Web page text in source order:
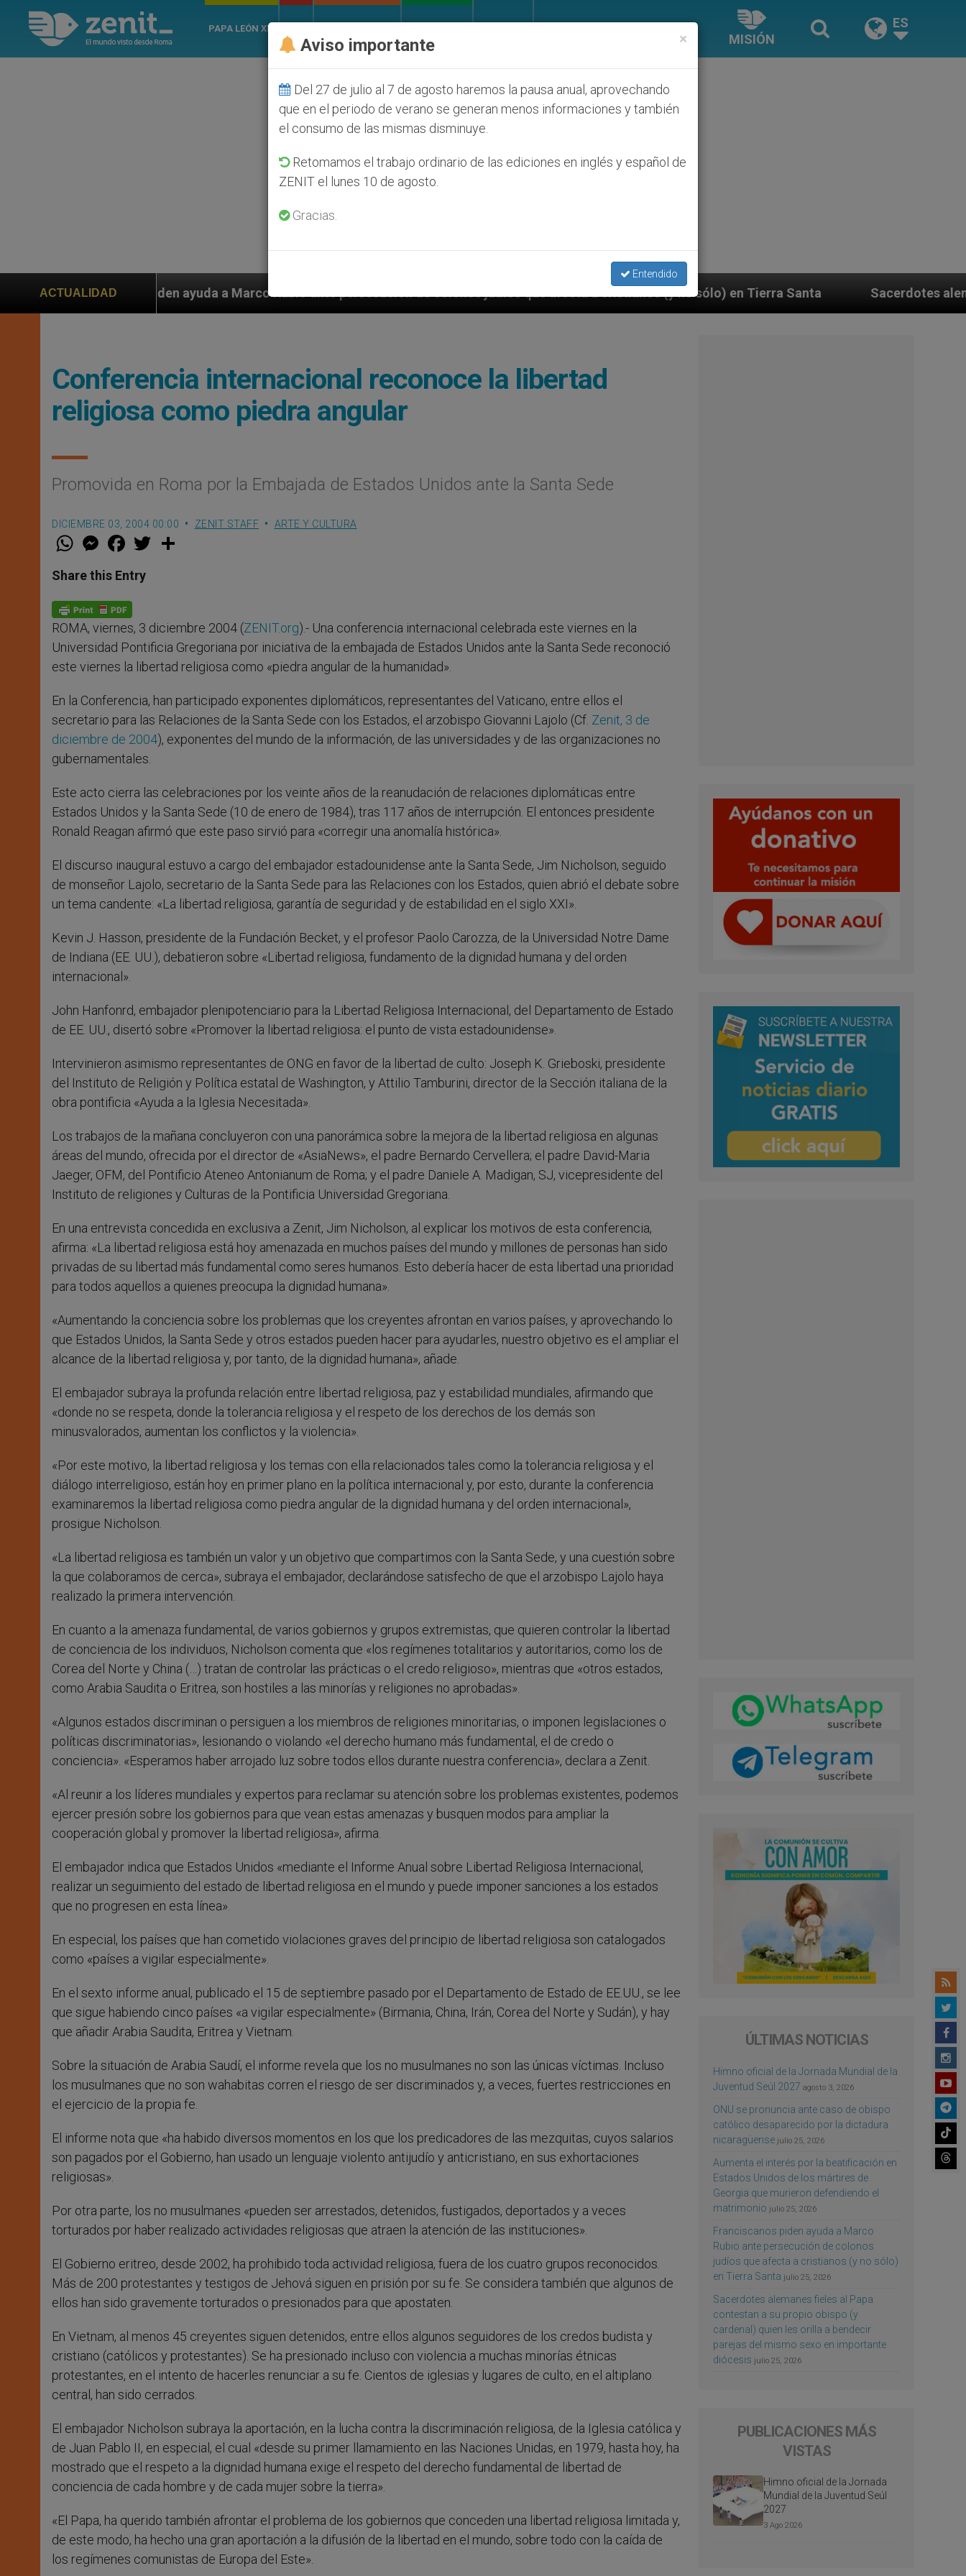
PAPA LEÓN XIV
MISIÓN
ES
ACTUALIDAD
piden ayuda a Marco Rubio ante persecución de colonos judíos que afecta a cristianos (y no sólo) en Tierra Santa Sacerdotes alemanes fieles al Papa
Conferencia internacional reconoce la libertad
religiosa como piedra angular
Promovida en Roma por la Embajada de Estados Unidos ante la Santa Sede
DICIEMBRE 03, 2004 00:00 ZENIT STAFF ARTE Y CULTURA
W
t
s
p
p
M
e
s
e
g
e
r
F
a
e
b
o
k
w
Share this Entry
ROMA, viernes, 3 diciembre 2004 (ZENIT.org).- Una conferencia internacional celebrada este viernes en la
Universidad Pontificia Gregoriana por iniciativa de la embajada de Estados Unidos ante la Santa Sede reconoció
este viernes la libertad religiosa como «piedra angular de la humanidad».
En la Conferencia, han participado exponentes diplomáticos, representantes del Vaticano, entre ellos el
secretario para las Relaciones de la Santa Sede con los Estados, el arzobispo Giovanni Lajolo (Cf. Zenit, 3 de
diciembre de 2004), exponentes del mundo de la información, de las universidades y de las organizaciones no
gubernamentales.
Este acto cierra las celebraciones por los veinte años de la reanudación de relaciones diplomáticas entre
Estados Unidos y la Santa Sede (10 de enero de 1984), tras 117 años de interrupción. El entonces presidente
Ronald Reagan afirmó que este paso sirvió para «corregir una anomalía histórica».
El discurso inaugural estuvo a cargo del embajador estadounidense ante la Santa Sede, Jim Nicholson, seguido
de monseñor Lajolo, secretario de la Santa Sede para las Relaciones con los Estados, quien abrió el debate sobre
un tema candente: «La libertad religiosa, garantía de seguridad y de estabilidad en el siglo XXI».
Kevin J. Hasson, presidente de la Fundación Becket, y el profesor Paolo Carozza, de la Universidad Notre Dame
de Indiana (EE. UU.), debatieron sobre «Libertad religiosa, fundamento de la dignidad humana y del orden
internacional».
John Hanfonrd, embajador plenipotenciario para la Libertad Religiosa Internacional, del Departamento de Estado
de EE. UU., disertó sobre «Promover la libertad religiosa: el punto de vista estadounidense».
Intervinieron asimismo representantes de ONG en favor de la libertad de culto: Joseph K. Grieboski, presidente
del Instituto de Religión y Política estatal de Washington, y Attilio Tamburini, director de la Sección italiana de la
obra pontificia «Ayuda a la Iglesia Necesitada».
Los trabajos de la mañana concluyeron con una panorámica sobre la mejora de la libertad religiosa en algunas
áreas del mundo, ofrecida por el director de «AsiaNews», el padre Bernardo Cervellera; el padre David-Maria
Jaeger, OFM, del Pontificio Ateneo Antonianum de Roma; y el padre Daniele A. Madigan, SJ, vicepresidente del
Instituto de religiones y Culturas de la Pontificia Universidad Gregoriana.
En una entrevista concedida en exclusiva a Zenit, Jim Nicholson, al explicar los motivos de esta conferencia,
afirma: «La libertad religiosa está hoy amenazada en muchos países del mundo y millones de personas han sido
privadas de su libertad más fundamental como seres humanos. Esto debería hacer de esta libertad una prioridad
para todos aquellos a quienes preocupa la dignidad humana».
«Aumentando la conciencia sobre los problemas que los creyentes afrontan en varios países, y aprovechando lo
que Estados Unidos, la Santa Sede y otros estados pueden hacer para ayudarles, nuestro objetivo es el ampliar el
alcance de la libertad religiosa y, por tanto, de la dignidad humana», añade.
El embajador subraya la profunda relación entre libertad religiosa, paz y estabilidad mundiales, afirmando que
«donde no se respeta, donde la tolerancia religiosa y el respeto de los derechos de los demás son
minusvalorados, aumentan los conflictos y la violencia».
«Por este motivo, la libertad religiosa y los temas con ella relacionados tales como la tolerancia religiosa y el
diálogo interreligioso, están hoy en primer plano en la política internacional y, por esto, durante la conferencia
examinaremos la libertad religiosa como piedra angular de la dignidad humana y del orden internacional»,
prosigue Nicholson.
«La libertad religiosa es también un valor y un objetivo que compartimos con la Santa Sede, y una cuestión sobre
la que colaboramos de cerca», subraya el embajador, declarándose satisfecho de que el arzobispo Lajolo haya
realizado la primera intervención.
En cuanto a la amenaza fundamental, de varios gobiernos y grupos extremistas, que quieren controlar la libertad
de conciencia de los individuos, Nicholson comenta que «los regímenes totalitarios y autoritarios, como los de
Corea del Norte y China (…) tratan de controlar las prácticas o el credo religioso», mientras que «otros estados,
como Arabia Saudita o Eritrea, son hostiles a las minorías y religiones no aprobadas».
«Algunos estados discriminan o persiguen a los miembros de religiones minoritarias, o imponen legislaciones o
políticas discriminatorias», lesionando o violando «el derecho humano más fundamental, el de credo o
conciencia». «Esperamos haber arrojado luz sobre todos ellos durante nuestra conferencia», declara a Zenit.
«Al reunir a los líderes mundiales y expertos para reclamar su atención sobre los problemas existentes, podemos
ejercer presión sobre los gobiernos para que vean estas amenazas y busquen modos para ampliar la
cooperación global y promover la libertad religiosa», afirma.
El embajador indica que Estados Unidos «mediante el Informe Anual sobre Libertad Religiosa Internacional,
realizar un seguimiento del estado de libertad religiosa en el mundo y puede imponer sanciones a los estados
que no progresen en esta línea».
En especial, los países que han cometido violaciones graves del principio de libertad religiosa son catalogados
como «países a vigilar especialmente».
En el sexto informe anual, publicado el 15 de septiembre pasado por el Departamento de Estado de EE.UU., se lee
que sigue habiendo cinco países «a vigilar especialmente» (Birmania, China, Irán, Corea del Norte y Sudán), y hay
que añadir Arabia Saudita, Eritrea y Vietnam.
Sobre la situación de Arabia Saudí, el informe revela que los no musulmanes no son las únicas víctimas. Incluso
los musulmanes que no son wahabitas corren el riesgo de ser discriminados y, a veces, fuertes restricciones en
el ejercicio de la propia fe.
El informe nota que «ha habido diversos momentos en los que los predicadores de las mezquitas, cuyos salarios
son pagados por el Gobierno, han usado un lenguaje violento antijudío y anticristiano, en sus exhortaciones
religiosas».
Por otra parte, los no musulmanes «pueden ser arrestados, detenidos, fustigados, deportados y a veces
torturados por haber realizado actividades religiosas que atraen la atención de las instituciones».
El Gobierno eritreo, desde 2002, ha prohibido toda actividad religiosa, fuera de los cuatro grupos reconocidos.
Más de 200 protestantes y testigos de Jehová siguen en prisión por su fe. Se considera también que algunos de
ellos han sido gravemente torturados o presionados para que apostaten.
En Vietnam, al menos 45 creyentes siguen detenidos, entre ellos algunos seguidores de los credos budista y
cristiano (católicos y protestantes). Se ha presionado incluso con violencia a muchas minorías étnicas
protestantes, en el intento de hacerles renunciar a su fe. Cientos de iglesias y lugares de culto, en el altiplano
central, han sido cerrados.
El embajador Nicholson subraya la aportación, en la lucha contra la discriminación religiosa, de la Iglesia católica y
de Juan Pablo II, en especial, el cual «desde su primer llamamiento en las Naciones Unidas, en 1979, hasta hoy, ha
mostrado que el respeto a la dignidad humana exige el respeto del derecho fundamental de libertad de
conciencia de cada hombre y de cada mujer sobre la tierra».
«El Papa, ha querido también afrontar el problema de los gobiernos que conceden una libertad religiosa limitada y,
de este modo, ha hecho una gran aportación a la difusión de la libertad en el mundo, sobre todo con la caída de
los regímenes comunistas de Europa del Este».
ÚLTIMAS NOTICIAS
Himno oficial de la Jornada Mundial de la
Juventud Seúl 2027 agosto 3, 2026
ONU se pronuncia ante caso de obispo
católico desaparecido por la dictadura
nicaragüense julio 25, 2026
Aumenta el interés por la beatificación en
Estados Unidos de los mártires de
Georgia que murieron defendiendo el
matrimonio julio 25, 2026
Franciscanos piden ayuda a Marco
Rubio ante persecución de colonos
judíos que afecta a cristianos (y no sólo)
en Tierra Santa julio 25, 2026
Sacerdotes alemanes fieles al Papa
contestan a su propio obispo (y
cardenal) quien les orilla a bendecir
parejas del mismo sexo en importante
diócesis julio 25, 2026
PUBLICACIONES MÁS
VISTAS
Himno oficial de la Jornada
Mundial de la Juventud Seúl
2027
3 Ago 2026
×
Aviso importante
Del 27 de julio al 7 de agosto haremos la pausa anual, aprovechando
que en el periodo de verano se generan menos informaciones y también
el consumo de las mismas disminuye.
Retomamos el trabajo ordinario de las ediciones en inglés y español de
ZENIT el lunes 10 de agosto.
Gracias.
Entendido